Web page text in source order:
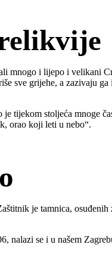
mnogo i lijepo i velikani
sve grijehe, a zazivaju
tijekom stoljeća mnoge
orao koji leti u nebo“.
je tamnica,
nalazi se i u našem